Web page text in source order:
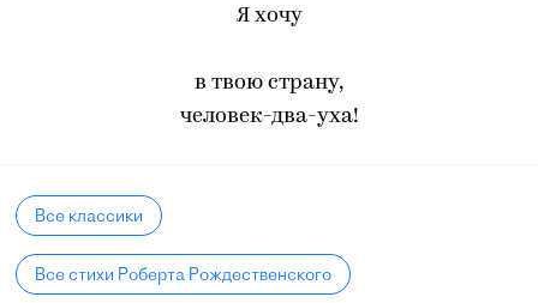
Я хочу
в твою страну,
человек-два-уха!
Все классики
Все стихи Роберта Рождественского